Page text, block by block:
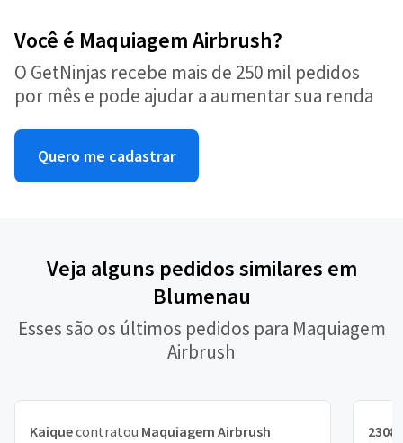
Você é Maquiagem Airbrush?
O GetNinjas recebe mais de 250 mil pedidos
por mês e pode ajudar a aumentar sua renda
Quero me cadastrar
Veja alguns pedidos similares em
Blumenau
Esses são os últimos pedidos para Maquiagem
Airbrush
Kaiquecontratou Maquiagem Airbrush